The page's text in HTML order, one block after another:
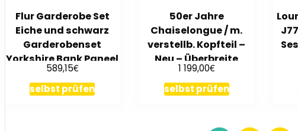
Flur Garderobe Set
Eiche und schwarz
Garderobenset
Yorkshire Bank Paneel
und Spiegel
589,15€
selbst prüfen
50er Jahre
Chaiselongue / m.
verstellb. Kopfteil –
Neu – Überbreite
1 199,00€
selbst prüfen